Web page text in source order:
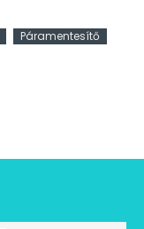
Páramentesítő